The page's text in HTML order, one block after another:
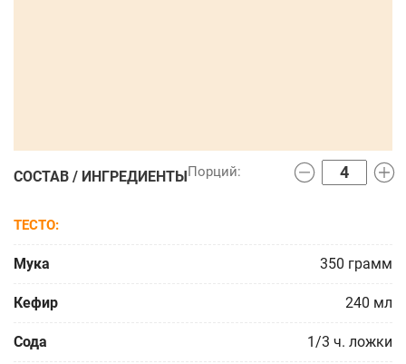
СОСТАВ / ИНГРЕДИЕНТЫ
ТЕСТО
Мука 350 грамм
Кефир 240 мл
Сода 1/3 ч. ложки